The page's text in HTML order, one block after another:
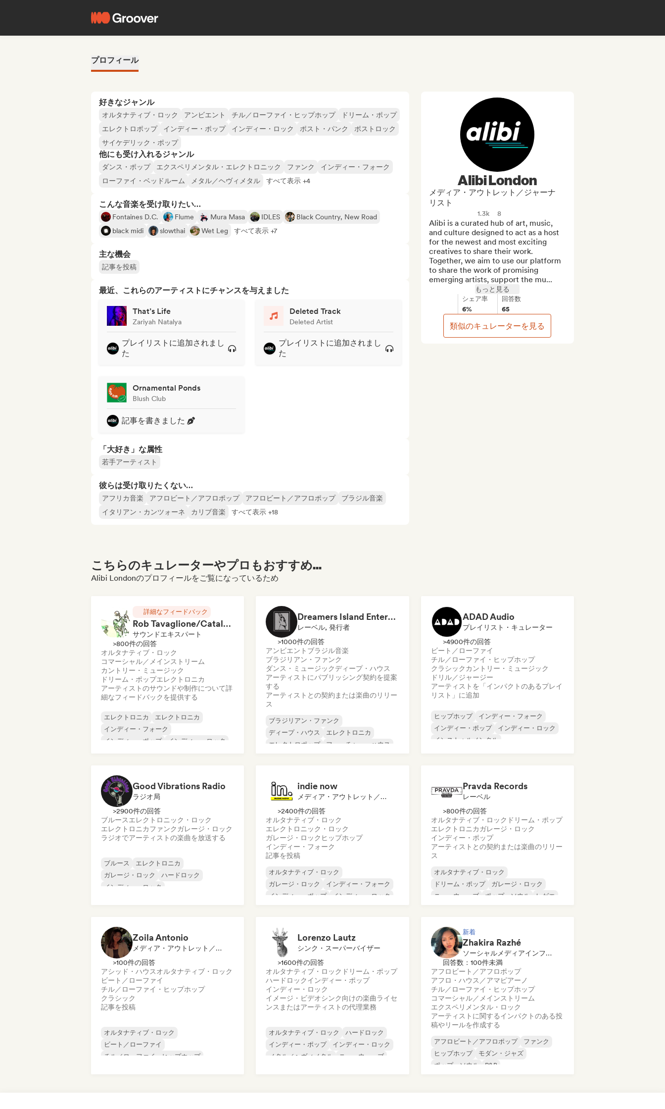
プロフィール
好きなジャンル
オルタナティブ・ロック アンビエント チル／ローファイ・ヒップホップ
ドリーム・ポップ
エレクトロポップ
インディー・ポップ インディー・ロック ポスト・パンク
ポストロック
サイケデリック・ポップ
他にも受け入れるジャンル
ダンス・ポップ エクスペリメンタル・エレクトロニック ファンク
インディー・フォーク
ローファイ・ベッドルーム
メタル／ヘヴィメタル すべて表示 +4
こんな音楽を受け取りたい…
Fontaines D.C. Flume Mura Masa IDLES
Black Country, New Road
black midi
slowthai Wet Leg すべて表示 +7
主な機会
記事を投稿
最近、これらのアーティストにチャンスを与えました
That’s Life
Zariyah Natalya
プレイリストに追加されまし
た
Deleted Track
Deleted Artist
プレイリストに追加されまし
た
Ornamental Ponds
Blush Club
記事を書きました
「大好き」な属性
若手アーティスト
彼らは受け取りたくない…
アフリカ音楽 アフロビート／アフロポップ アフロビート／アフロポップ
ブラジル音楽
イタリアン・カンツォーネ
カリブ音楽 すべて表示 +18
Alibi London
メディア・アウトレット／ジャーナ
リスト
1.3k 8
Alibi is a curated hub of art, music,
and culture designed to act as a host
for the newest and most exciting
creatives to share their work.
Together, we aim to use our platform
to share the work of promising
emerging artists, support the mu...
もっと見る
シェア率
6%
回答数
65
類似のキュレーターを見る
こちらのキュレーターやプロもおすすめ...
Alibi Londonのプロフィールをご覧になっているため
詳細なフィードバック
Rob Tavaglione/Catalyst Recording
サウンドエキスパート
>800件の回答
オルタナティブ・ロック
コマーシャル／メインストリーム
カントリー・ミュージック
ドリーム・ポップエレクトロニカ
アーティストのサウンドや制作について詳
細なフィードバックを提供する
エレクトロニカ
エレクトロニカ
インディー・フォーク
インディー・ポップ
インディー・ロック
ック
Dreamers Island Entertainment
レーベル, 発行者
>1000件の回答
アンビエント ブラジル音楽
ブラジリアン・ファンク
ダンス・ミュージックディープ・ハウス
アーティストにパブリッシング契約を提案
する
アーティストとの契約または楽曲のリリー
ス
ブラジリアン・ファンク
ディープ・ハウス
エレクトロニカ
エレクトロポップ
フューチャー・ハウス
ADAD Audio
プレイリスト・キュレーター
>4900件の回答
ビート／ローファイ
チル／ローファイ・ヒップホップ
クラシック カントリー・ミュージック
ドリル／ジャージー
アーティストを「インパクトのあるプレイ
リスト」に追加
ヒップホップ
インディー・フォーク
インディー・ポップ
インディー・ロック
インストゥルメンタル
Good Vibrations Radio
ラジオ局
>2900件の回答
ブルースエレクトロニック・ロック
エレクトロニカファンクガレージ・ロック
ラジオでアーティストの楽曲を放送する
ブルース
エレクトロニカ
ガレージ・ロック
ハードロック
インディー・ロック
ック
indie now
メディア・アウトレット／ジャーナリスト
>2400件の回答
オルタナティブ・ロック
エレクトロニック・ロック
ガレージ・ロック ヒップホップ
インディー・フォーク
記事を投稿
オルタナティブ・ロック
ガレージ・ロック
インディー・フォーク
インディー・ポップ
インディー・ロック
Pravda Records
レーベル
>800件の回答
オルタナティブ・ロック ドリーム・ポップ
エレクトロニカガレージ・ロック
インディー・ポップ
アーティストとの契約または楽曲のリリー
ス
オルタナティブ・ロック
ドリーム・ポップ
ガレージ・ロック
ニューウェーブ
ポップ・ソウル
レゲエ
Zoila Antonio
メディア・アウトレット／ジャーナリスト
>100件の回答
アシッド・ハウスオルタナティブ・ロック
ビート／ローファイ
チル／ローファイ・ヒップホップ
クラシック
記事を投稿
オルタナティブ・ロック
ビート／ローファイ
チル／ローファイ・ヒップホップ
Lorenzo Lautz
シンク・スーパーバイザー
>1600件の回答
オルタナティブ・ロック ドリーム・ポップ
ハードロックインディー・ポップ
インディー・ロック
イメージ・ビデオシンク向けの楽曲ライセ
ンスまたはアーティストの代理業務
オルタナティブ・ロック
ハードロック
インディー・ポップ
インディー・ロック
メタル／ヘヴィメタル
ニューウェーブ
新着
Zhakira Razhé
ソーシャルメディアインフルエンサー
回答数：100件未満
アフロビート／アフロポップ
アフロ・ハウス／アマピアーノ
チル／ローファイ・ヒップホップ
コマーシャル／メインストリーム
エクスペリメンタル・ロック
アーティストに関するインパクトのある投
稿やリールを作成する
アフロビート／アフロポップ
ファンク
ヒップホップ
モダン・ジャズ
ポップ・ソウル
R&B